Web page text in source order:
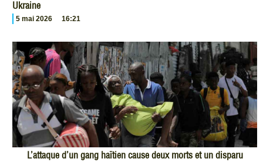
Ukraine
5 mai 2026 16:21
L’attaque d’un gang haïtien cause deux morts et un disparu